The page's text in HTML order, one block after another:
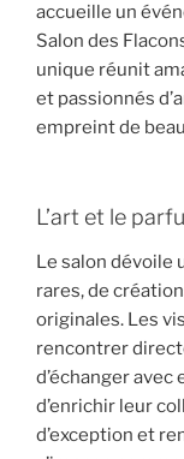
accueille un
Salon des
unique réunit
et passionnés
empreint de
L’art et le
Le salon dévoile
rares, de
originales. Les
rencontrer
d’échanger
d’enrichir leur
d’exception et